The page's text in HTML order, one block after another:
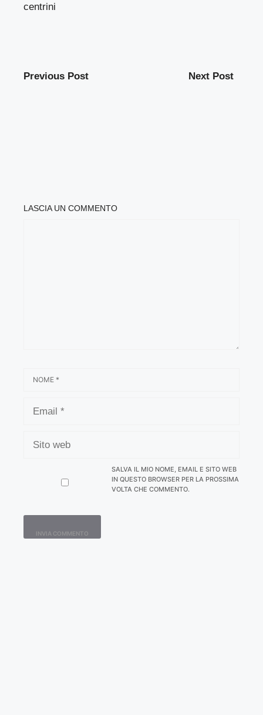
centrini
Previous Post Next Post
LASCIA UN COMMENTO
WEB
SALVA IL MIO NOME, EMAIL E SITO WEB
IN QUESTO BROWSER PER LA PROSSIMA
VOLTA CHE COMMENTO.